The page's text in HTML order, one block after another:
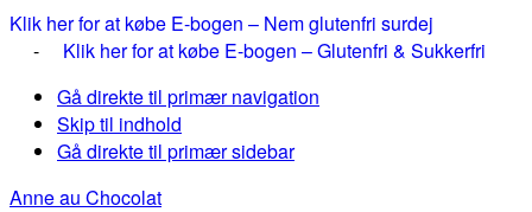
Klik her for at købe E-bogen – Nem glutenfri surdej
- Klik her for at købe E-bogen – Glutenfri & Sukkerfri
Gå direkte til primær navigation
Skip til indhold
Gå direkte til primær sidebar
Anne au Chocolat